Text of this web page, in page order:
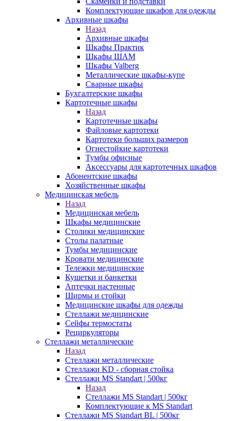
Комплектующие шкафов для одежды
Архивные шкафы
Назад
Архивные шкафы
Шкафы Практик
Шкафы ШАМ
Шкафы Valberg
Металлические шкафы-купе
Сварные шкафы
Бухгалтерские шкафы
Картотечные шкафы
Назад
Картотечные шкафы
Файловые картотеки
Картотеки больших размеров
Огнестойкие картотеки
Тумбы офисные
Аксессуары для картотечных шкафов
Абонентские шкафы
Хозяйственные шкафы
Медицинская мебель
Назад
Медицинская мебель
Шкафы медицинские
Столики медицинские
Столы палатные
Тумбы медицинские
Кровати медицинские
Тележки медицинские
Кушетки и банкетки
Аптечки настенные
Ширмы и стойки
Медицинские шкафы для одежды
Стеллажи медицинские
Сейфы термостаты
Рециркуляторы
Стеллажи металлические
Назад
Стеллажи металлические
Стеллажи KD - сборная стойка
Стеллажи MS Standart | 500кг
Назад
Стеллажи MS Standart | 500кг
Комплектующие к MS Standart
Стеллажи MS Standart BL | 500кг